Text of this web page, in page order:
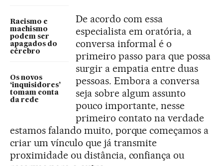
Racismo e
machismo
podem ser
apagados do
cérebro
Os novos
‘inquisidores’
tomam conta
da rede
De acordo com essa
especialista em oratória, a
conversa informal é o
primeiro passo para que possa
surgir a empatia entre duas
pessoas. Embora a conversa
seja sobre algum assunto
pouco importante, nesse
primeiro contato na verdade
estamos falando muito, porque começamos a
criar um vínculo que já transmite
proximidade ou distância, confiança ou